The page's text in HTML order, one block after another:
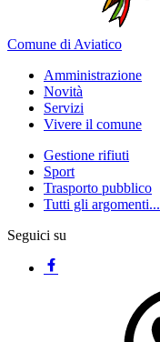
Comune di Aviatico
Amministrazione
Novità
Servizi
Vivere il comune
Gestione rifiuti
Sport
Trasporto pubblico
Tutti gli argomenti...
Seguici su